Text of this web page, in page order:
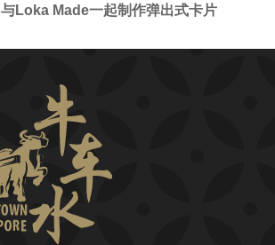
与Loka Made一起制作弹出式卡片